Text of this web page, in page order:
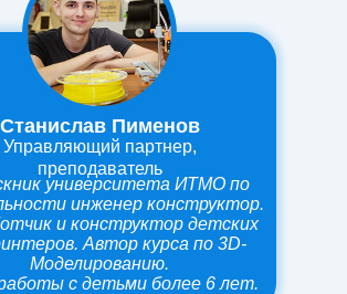
университета ИТМО по
инженер конструктор.
и конструктор детских
Автор курса по 3D-
Моделированию.
с детьми более 6 лет.
Станислав Пименов
Управляющий партнер,
преподаватель